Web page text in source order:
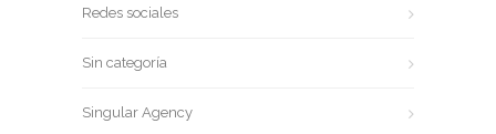
Redes sociales
Sin categoría
Singular Agency